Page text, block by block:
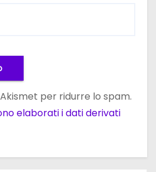
per ridurre lo spam.
elaborati i dati derivati